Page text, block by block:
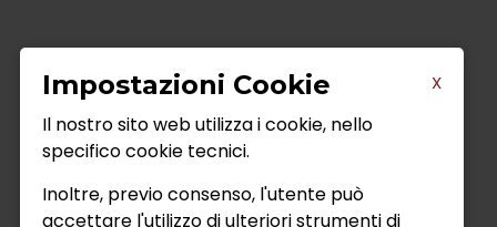
X
Impostazioni Cookie
Il nostro sito web utilizza i cookie, nello
specifico cookie tecnici.
Inoltre, previo consenso, l'utente può
accettare l'utilizzo di ulteriori strumenti di